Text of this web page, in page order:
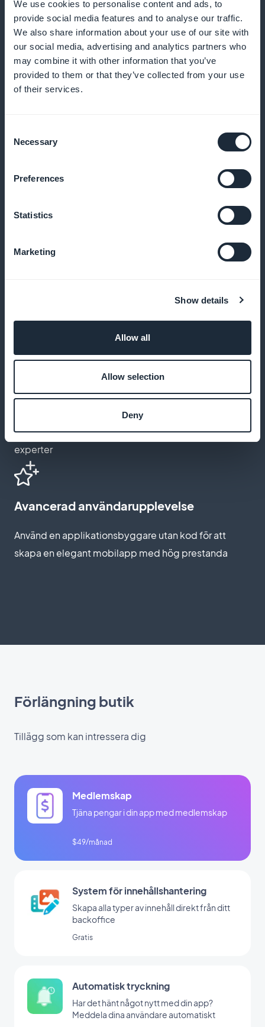
We use cookies to personalise content and ads, to
provide social media features and to analyse our traffic.
We also share information about your use of our site with
our social media, advertising and analytics partners who
may combine it with other information that you’ve
provided to them or that they’ve collected from your use
of their services.
Selection
Necessary
Preferences
Statistics
Marketing
Show details
Allow all
Allow selection
Deny
Använd korrekta data för att finjustera dina
prenumerationserbjudanden
Marknadsföring av prenumerationer
widget för prenumerationer
Anpassning av prenumeration
Optimerad prenumerationsprocess
Dra nytta av en användarväg som utformats av UX/UI-
experter
Avancerad användarupplevelse
Använd en applikationsbyggare utan kod för att
skapa en elegant mobilapp med hög prestanda
Förlängning butik
Tillägg som kan intressera dig
Medlemskap
Tjäna pengar i din app med medlemskap
$49/månad
System för innehållshantering
Skapa alla typer av innehåll direkt från ditt
backoffice
Gratis
Automatisk tryckning
Har det hänt något nytt med din app?
Meddela dina användare automatiskt